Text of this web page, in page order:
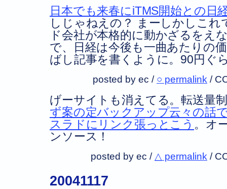
日本でも来春にiTMS開始との日
しじゃねえの？ まーしかしこれ
ド会社が本格的に動かざるをえ
で、日経は今後も一曲あたりの
ばし記事を書くように。90円ぐ
posted by ec / ○ permalink /
げーサイトも消えてる。転送量
ず案の定バックアップ云々の話
スラドにリンク張っとこう 。オ
ンソース！
posted by ec / △ permalink /
20041117